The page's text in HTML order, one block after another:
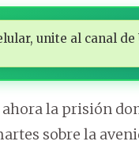
unite al canal de
la prisión
sobre la